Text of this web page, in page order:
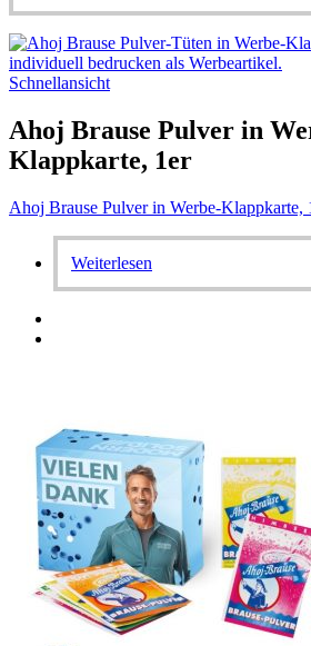
Schnellansicht
Ahoj Brause Pulver in
Klappkarte, 1er
Ahoj Brause Pulver in Werbe-Klappkarte,
Weiterlesen